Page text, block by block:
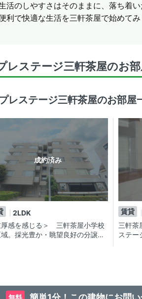
活のしやすさはそのままに、落ち着
利で快適な生活を三軒茶屋で始めて
レステージ三軒茶屋のお
レステージ三軒茶屋のお部屋
成約済み
2LDK
厚感を感じる＞ 三軒茶屋小学校
。採光豊か・眺望良好の分譲ヴ
賃貸
三軒茶
ステー
無料